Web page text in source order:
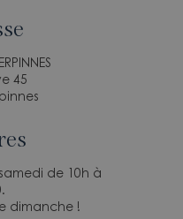
45
de 10h à
dimanche !